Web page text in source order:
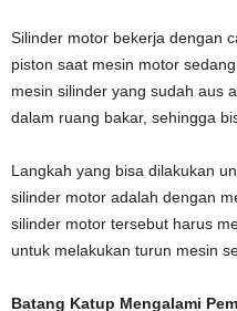
Silinder motor bekerja dengan
piston saat mesin motor
mesin silinder yang sudah aus
dalam ruang bakar, sehingga
Langkah yang bisa dilakukan
silinder motor adalah dengan
silinder motor tersebut harus
untuk melakukan turun mesin
Batang Katup Mengalami